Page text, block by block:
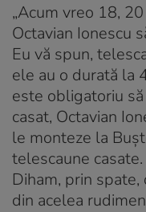
„Acum vreo 18,
Octavian Ionescu
Eu vă spun,
ele au o durată la
este obligatoriu
casat, Octavian
le monteze la
telescaune
Diham, prin
din acelea